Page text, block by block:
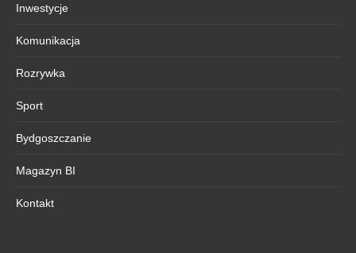
Inwestycje
Komunikacja
Rozrywka
Sport
Bydgoszczanie
Magazyn BI
Kontakt